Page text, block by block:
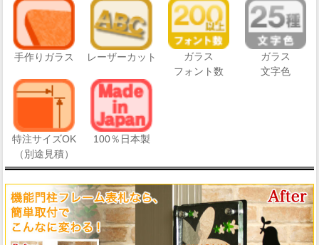
手作りガラス レーザーカット
ガラス
フォント数
ガラス
文字色
特注サイズOK
（別途見積）
100％日本製